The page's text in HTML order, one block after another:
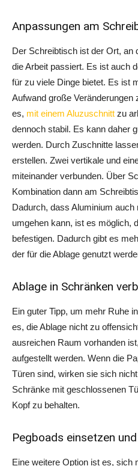
Anpassungen am
Der Schreibtisch ist der Ort, an
die Arbeit passiert. Es ist auch
für zu viele Dinge bietet. Es ist
Aufwand große
es, mit einem Aluzuschnitt zu
dennoch stabil. Es kann daher
werden. Durch Zuschnitte
erstellen. Zwei vertikale und
miteinander verbunden. Über
Kombination dann am
Dadurch, dass Aluminium
umgehen kann, ist es möglich,
befestigen. Dadurch gibt es
der für die Ablage genutzt
Ablage in Schränken
Ein guter Tipp, um mehr Ruhe
es, die Ablage nicht zu
ausreichen Raum vorhanden
aufgestellt werden. Wenn die
Türen sind, wirken sie sich
Schränke mit geschlossenen
Kopf zu behalten.
Pegboads einsetzen
Eine weitere Option ist es, sich